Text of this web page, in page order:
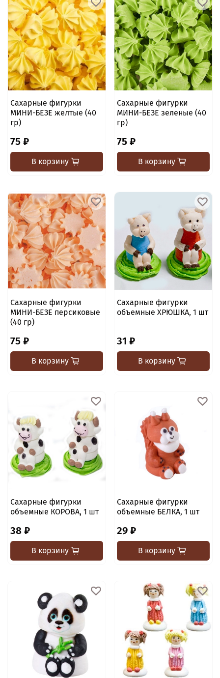
Сахарные фигурки
МИНИ-БЕЗЕ желтые (40
гр)
75 ₽
В корзину
Сахарные фигурки
МИНИ-БЕЗЕ зеленые (40
гр)
75 ₽
В корзину
Сахарные фигурки
МИНИ-БЕЗЕ персиковые
(40 гр)
75 ₽
В корзину
Сахарные фигурки
объемные ХРЮШКА, 1 шт
31 ₽
В корзину
Сахарные фигурки
объемные КОРОВА, 1 шт
38 ₽
В корзину
Сахарные фигурки
объемные БЕЛКА, 1 шт
29 ₽
В корзину